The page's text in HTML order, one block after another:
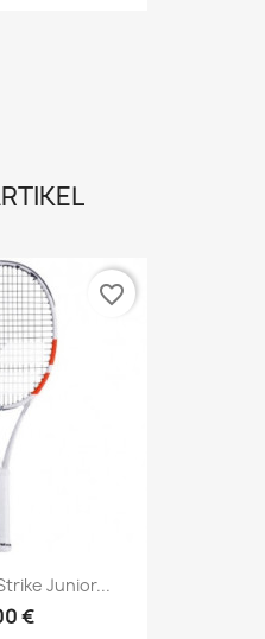
Junior...
€
favorite_border